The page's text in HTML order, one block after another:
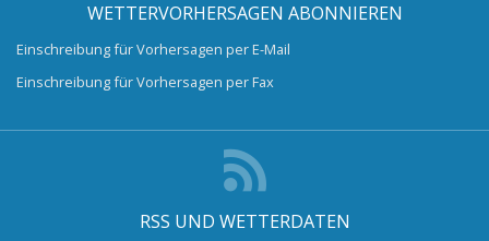
WETTERVORHERSAGEN ABONNIEREN
Einschreibung für Vorhersagen per E-Mail
Einschreibung für Vorhersagen per Fax
RSS UND WETTERDATEN